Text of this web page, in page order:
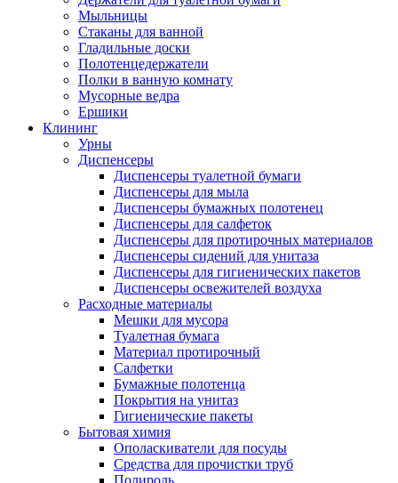
Мыльницы
Стаканы для ванной
Гладильные доски
Полотенцедержатели
Полки в ванную комнату
Мусорные ведра
Ершики
Клининг
Урны
Диспенсеры
Диспенсеры туалетной бумаги
Диспенсеры для мыла
Диспенсеры бумажных полотенец
Диспенсеры для салфеток
Диспенсеры для протирочных материалов
Диспенсеры сидений для унитаза
Диспенсеры для гигиенических пакетов
Диспенсеры освежителей воздуха
Расходные материалы
Мешки для мусора
Туалетная бумага
Материал протирочный
Салфетки
Бумажные полотенца
Покрытия на унитаз
Гигиенические пакеты
Бытовая химия
Ополаскиватели для посуды
Средства для прочистки труб
Полироль